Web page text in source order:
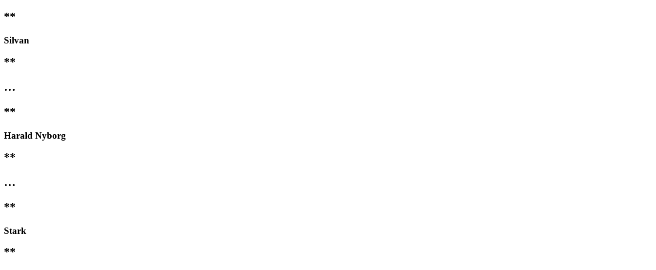
**
Silvan
**
…
**
Harald Nyborg
**
…
**
Stark
**